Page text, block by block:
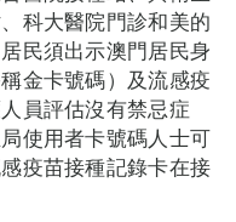
科大醫院門診和美的
民須出示澳門居民身
金卡號碼）及流感疫
員評估沒有禁忌症
使用者卡號碼人士可
疫苗接種記錄卡在接